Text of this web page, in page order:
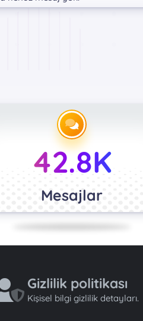
42.8K
Mesajlar
Gizlilik politikası
Kişisel bilgi gizlilik detayları.